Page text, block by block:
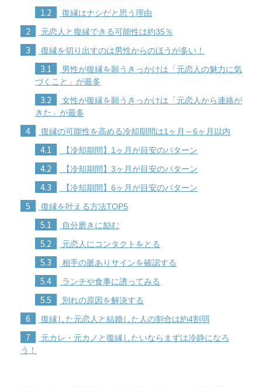
1.2 復縁はナシだと思う理由
2 元恋人と復縁できる可能性は約35％
3 復縁を切り出すのは男性からのほうが多い！
3.1
男性が復縁を願うきっかけは「元恋人の魅力に気
づくこと」が最多
3.2
女性が復縁を願うきっかけは「元恋人から連絡が
きた」が最多
4 復縁の可能性を高める冷却期間は1ヶ月～6ヶ月以内
4.1 【冷却期間】1ヶ月が目安のパターン
4.2 【冷却期間】3ヶ月が目安のパターン
4.3 【冷却期間】6ヶ月が目安のパターン
5 復縁を叶える方法TOP5
5.1 自分磨きに励む
5.2 元恋人にコンタクトをとる
5.3 相手の脈ありサインを確認する
5.4 ランチや食事に誘ってみる
5.5 別れの原因を解決する
6 復縁した元恋人と結婚した人の割合は約4割弱
7
元カレ・元カノと復縁したいならまずは冷静になろ
う！